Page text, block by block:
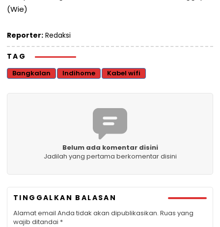
(Wie)
Reporter: Redaksi
TAG
Bangkalan Indihome Kabel wifi
Belum ada komentar disini
Jadilah yang pertama berkomentar disini
TINGGALKAN BALASAN
Alamat email Anda tidak akan dipublikasikan. Ruas yang
wajib ditandai *